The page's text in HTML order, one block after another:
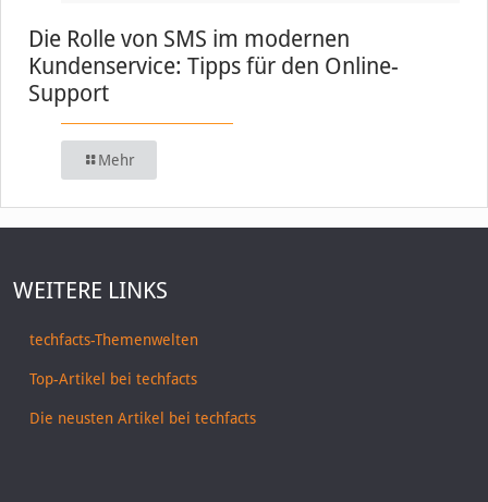
Die Rolle von SMS im modernen
Kundenservice: Tipps für den Online-
Support
Mehr
WEITERE LINKS
techfacts-Themenwelten
Top-Artikel bei techfacts
Die neusten Artikel bei techfacts